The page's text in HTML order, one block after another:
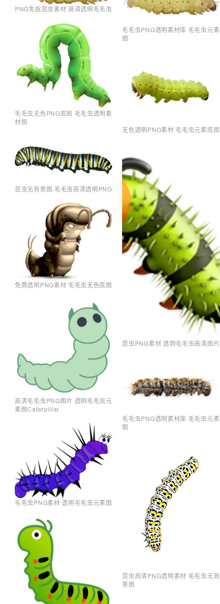
PNG免抠昆虫素材 高清透明毛毛虫
毛毛虫无色PNG底图 毛毛虫透明素
材图
昆虫无背景图 毛毛虫高清透明PNG
免费透明PNG素材 毛毛虫无色底图
高清毛毛虫PNG图片 透明毛毛虫元
素图Caterpillar
毛毛虫PNG素材 透明毛毛虫元素图
毛毛虫PNG透明素材库 毛毛虫元素
图
无色透明PNG素材 毛毛虫元素底图
昆虫PNG素材 透明毛毛虫高清图片
毛毛虫PNG透明素材库 毛毛虫元素
图
昆虫高清PNG透明素材 毛毛虫无背
景图